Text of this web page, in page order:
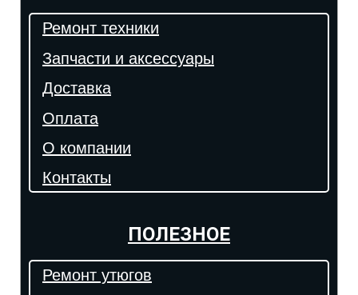
Ремонт техники
Запчасти и аксессуары
Доставка
Оплата
О компании
Контакты
ПОЛЕЗНОЕ
Ремонт утюгов